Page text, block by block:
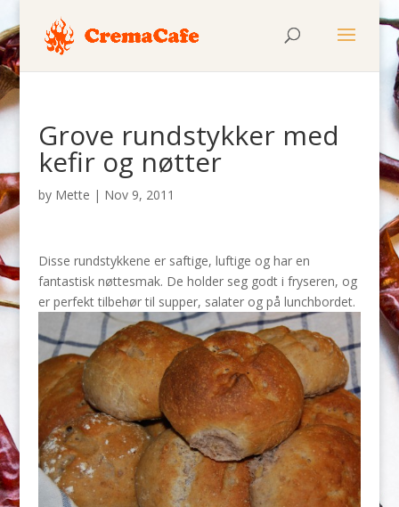
Grove rundstykker med
kefir og nøtter
by Mette | Nov 9, 2011
Disse rundstykkene er saftige, luftige og har en
fantastisk nøttesmak. De holder seg godt i fryseren, og
er perfekt tilbehør til supper, salater og på lunchbordet.